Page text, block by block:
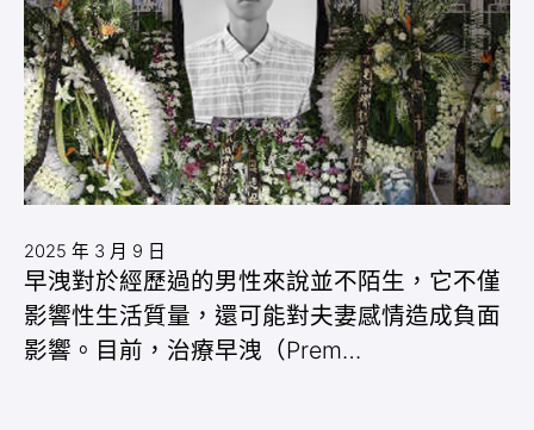
2025 年 3 月 9 日
早洩對於經歷過的男性來說並不陌生，它不僅
影響性生活質量，還可能對夫妻感情造成負面
影響。目前，治療早洩（Prem…